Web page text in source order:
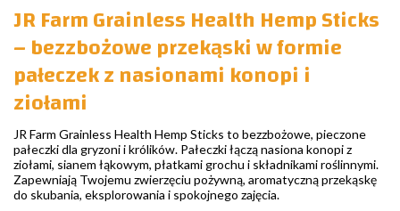
JR Farm Grainless Health Hemp Sticks
– bezzbożowe przekąski w formie
pałeczek z nasionami konopi i
ziołami
JR Farm Grainless Health Hemp Sticks to bezzbożowe, pieczone
pałeczki dla gryzoni i królików. Pałeczki łączą nasiona konopi z
ziołami, sianem łąkowym, płatkami grochu i składnikami roślinnymi.
Zapewniają Twojemu zwierzęciu pożywną, aromatyczną przekąskę
do skubania, eksplorowania i spokojnego zajęcia.